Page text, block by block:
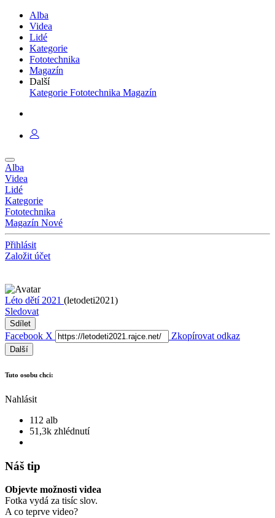
Alba
Videa
Lidé
Kategorie
Fototechnika
Magazín
Další
Kategorie Fototechnika Magazín
Alba
Videa
Lidé
Kategorie
Fototechnika
Magazín Nové
Přihlásit
Založit účet
Léto dětí 2021 (letodeti2021)
Sledovat
Sdílet
Facebook X Zkopírovat odkaz
Další
Tuto osobu chci:
Nahlásit
112 alb
51,3k zhlédnutí
Náš tip
Objevte možnosti videa
Fotka vydá za tisíc slov.
A co teprve video?